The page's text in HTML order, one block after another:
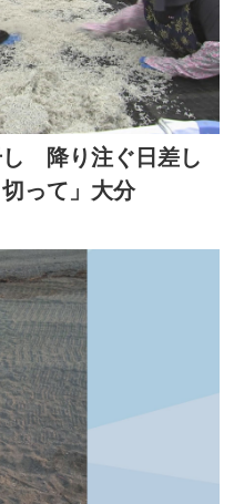
し 降り注ぐ日差し
って」大分